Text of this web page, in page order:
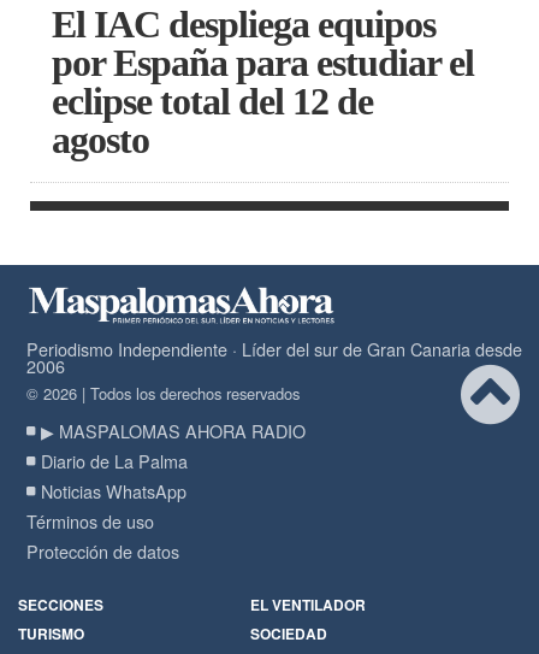
El IAC despliega equipos
por España para estudiar el
eclipse total del 12 de
agosto
Periodismo Independiente · Líder del sur de Gran Canaria desde
2006
© 2026 | Todos los derechos reservados
▶ MASPALOMAS AHORA RADIO
Diario de La Palma
Noticias WhatsApp
Términos de uso
Protección de datos
SECCIONES
EL VENTILADOR
TURISMO
SOCIEDAD